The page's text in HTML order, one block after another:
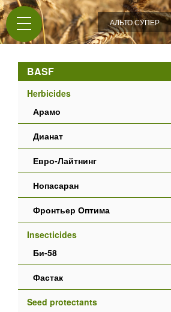
Jump to navigation
АЛЬТО СУПЕР
BASF
Herbicides
Арамо
Дианат
Евро-Лайтнинг
Нопасаран
Фронтьер Оптима
Insecticides
Би-58
Фастак
Seed protectants